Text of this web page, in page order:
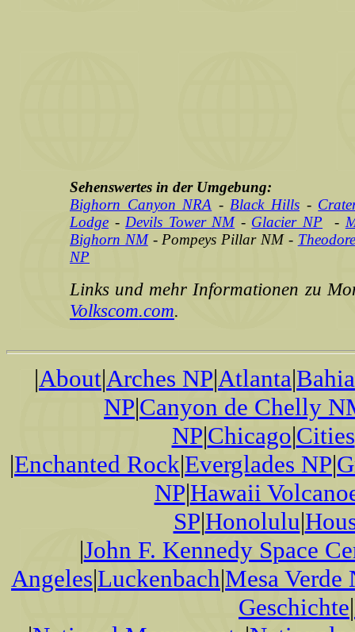
Sehenswertes in der Umgebung:
Bighorn Canyon NRA - Black Hills -
Lodge - Devils Tower NM- Glacier NP -
Bighorn NM- Pompeys Pillar NM -
NP
Links und mehr Informationen zu
Volkscom.com.
|About|Arches NP|Atlanta|
NP|Canyon de Chelly
NP|Chicago|Cities
|Enchanted Rock|Everglades NP|
NP|Hawaii
SP|Honolulu|
|John F. Kennedy Space
Angeles|Luckenbach|Mesa Verde
Geschichte|